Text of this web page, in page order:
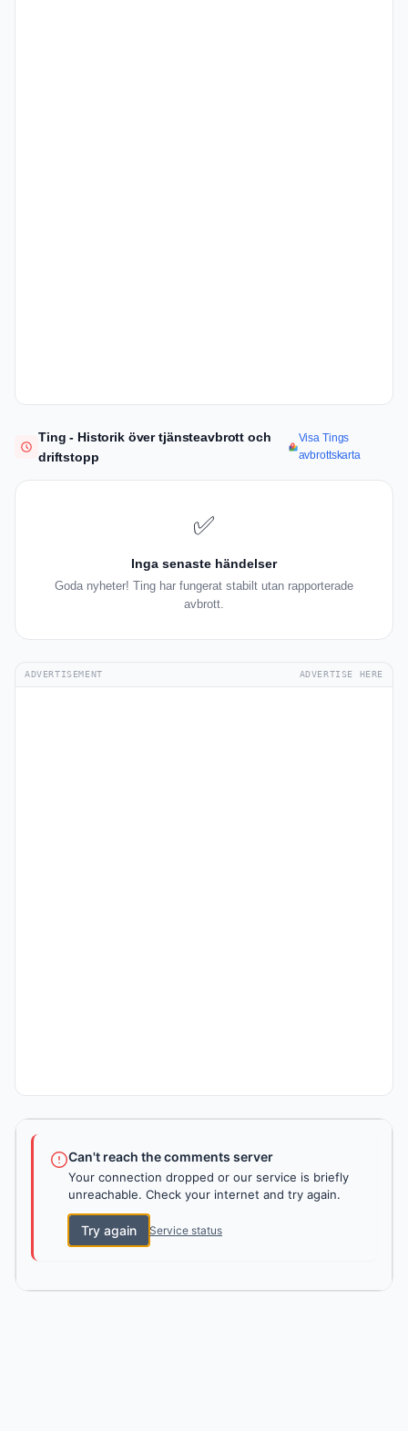
Ting - Historik över tjänsteavbrott och
driftstopp
Visa Tings
avbrottskarta
✅
Inga senaste händelser
Goda nyheter! Ting har fungerat stabilt utan rapporterade
avbrott.
ADVERTISEMENT ADVERTISE HERE
Can't reach the comments server
Your connection dropped or our service is briefly
unreachable. Check your internet and try again.
Try again Service status